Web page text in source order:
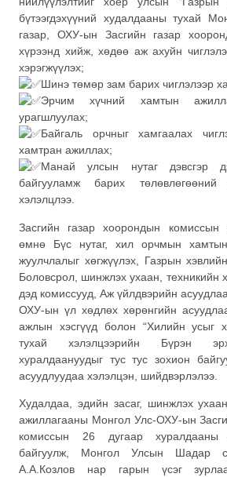
бүтээгдэхүүний худалдааны тухай
газар, ОХУ-ын Засгийн газар
хүрээнд хийж, хөдөө аж ахуйн
хэрэгжүүлэх;
Шинэ төмөр зам барих чиглэлээр
Эрчим хүчний хамтын
урагшлуулах;
Байгаль орчныг хамгаалах
хамтран ажиллах;
Манай улсын нутаг дэвсгэр
байгууламж барих төлөвлөгөөний
хэлэлцлээ.
Засгийн газар хоорондын комиссын
өмнө Бүс нутаг, хил орчмын
жуулчлалыг хөгжүүлэх, Газрын
Боловсрол, шинжлэх ухаан, техникийн
дэд комиссууд, Аж үйлдвэрийн
ОХУ-ын үл хөдлөх хөрөнгийн
ажлын хэсгүүд болон “Хилийн усыг
тухай хэлэлцээрийн Бүрэн
хуралдаануудыг тус тус зохион
асуудлуудаа хэлэлцэн, шийдвэрлэлээ.
Худалдаа, эдийн засаг, шинжлэх
ажиллагааны Монгол Улс-ОХУ-ын
комиссын 26 дугаар хуралдааны
байгуулж, Монгол Улсын Шадар
А.А.Козлов нар гарын үсэг